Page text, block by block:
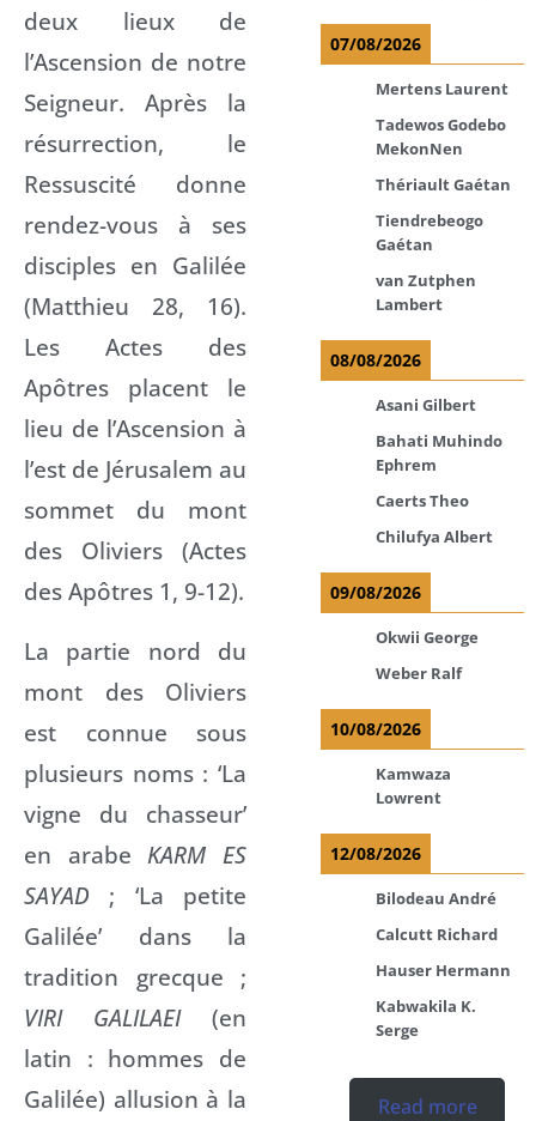
deux lieux de
l’Ascension de notre
Seigneur. Après la
résurrection, le
Ressuscité donne
rendez-vous à ses
disciples en Galilée
(Matthieu 28, 16).
Les Actes des
Apôtres placent le
lieu de l’Ascension à
l’est de Jérusalem au
sommet du mont
des Oliviers (Actes
des Apôtres 1, 9-12).
La partie nord du
mont des Oliviers
est connue sous
plusieurs noms : ‘La
vigne du chasseur’
en arabeKARM ES
SAYAD ; ‘La petite
Galilée’ dans la
tradition grecque ;
VIRI GALILAEI(en
latin : hommes de
Galilée) allusion à la
07/08/2026
Mertens Laurent
Tadewos Godebo
MekonNen
Thériault Gaétan
Tiendrebeogo
Gaétan
van Zutphen
Lambert
08/08/2026
Asani Gilbert
Bahati Muhindo
Ephrem
Caerts Theo
Chilufya Albert
09/08/2026
Okwii George
Weber Ralf
10/08/2026
Kamwaza
Lowrent
12/08/2026
Bilodeau André
Calcutt Richard
Hauser Hermann
Kabwakila K.
Serge
Read more